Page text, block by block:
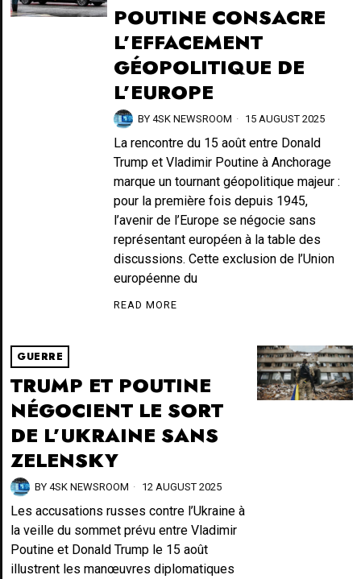
POUTINE CONSACRE
L’EFFACEMENT
GÉOPOLITIQUE DE
L’EUROPE
BY 4SK NEWSROOM 15 AUGUST 2025
La rencontre du 15 août entre Donald
Trump et Vladimir Poutine à Anchorage
marque un tournant géopolitique majeur :
pour la première fois depuis 1945,
l’avenir de l’Europe se négocie sans
représentant européen à la table des
discussions. Cette exclusion de l’Union
européenne du
READ MORE
GUERRE
TRUMP ET POUTINE
NÉGOCIENT LE SORT
DE L’UKRAINE SANS
ZELENSKY
BY 4SK NEWSROOM 12 AUGUST 2025
Les accusations russes contre l’Ukraine à
la veille du sommet prévu entre Vladimir
Poutine et Donald Trump le 15 août
illustrent les manœuvres diplomatiques